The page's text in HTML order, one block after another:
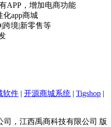
APP，增加电商功能
化app商城
跨境|新零售等
软件 | 开源商城系统 | Tigshop |
司，江西禹商科技有限公司 版